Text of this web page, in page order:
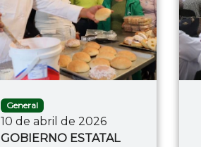
General
10 de abril de 2026
GOBIERNO ESTATAL